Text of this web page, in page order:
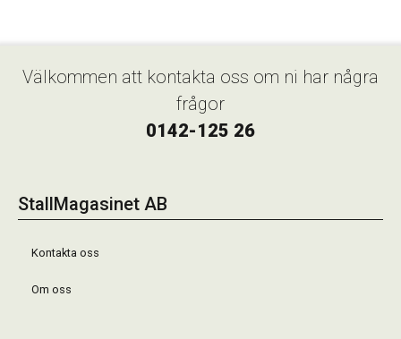
Välkommen att kontakta oss om ni har några
frågor
0142-125 26
StallMagasinet AB
Kontakta oss
Om oss